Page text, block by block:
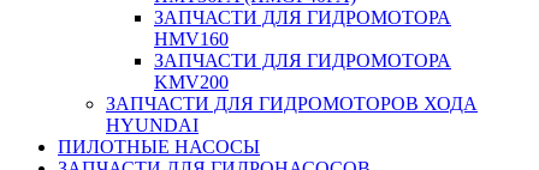
ЗАПЧАСТИ ДЛЯ ГИДРОМОТОРА
HMV160
ЗАПЧАСТИ ДЛЯ ГИДРОМОТОРА
KMV200
ЗАПЧАСТИ ДЛЯ ГИДРОМОТОРОВ ХОДА
HYUNDAI
ПИЛОТНЫЕ НАСОСЫ